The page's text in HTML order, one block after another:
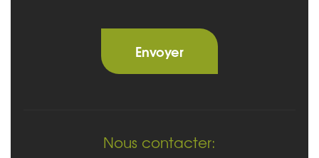
Nous contacter: